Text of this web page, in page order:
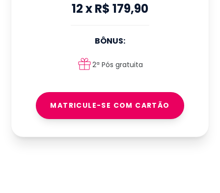
12xR$ 179,90
BÔNUS:
2ª Pós gratuita
MATRICULE-SE COM CARTÃO